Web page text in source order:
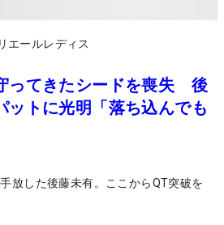
エールレディス
ってきたシードを喪失 後
ットに光明「落ち込んでも
放した後藤未有。ここからQT突破を